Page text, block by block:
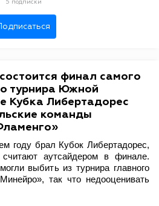
5 подписки
финал самого
турнира Южной
Кубка Либертадорес
команды
году брал Кубок Либертадорес,
аутсайдером в финале.
выбить из турнира главного
», так что недооценивать